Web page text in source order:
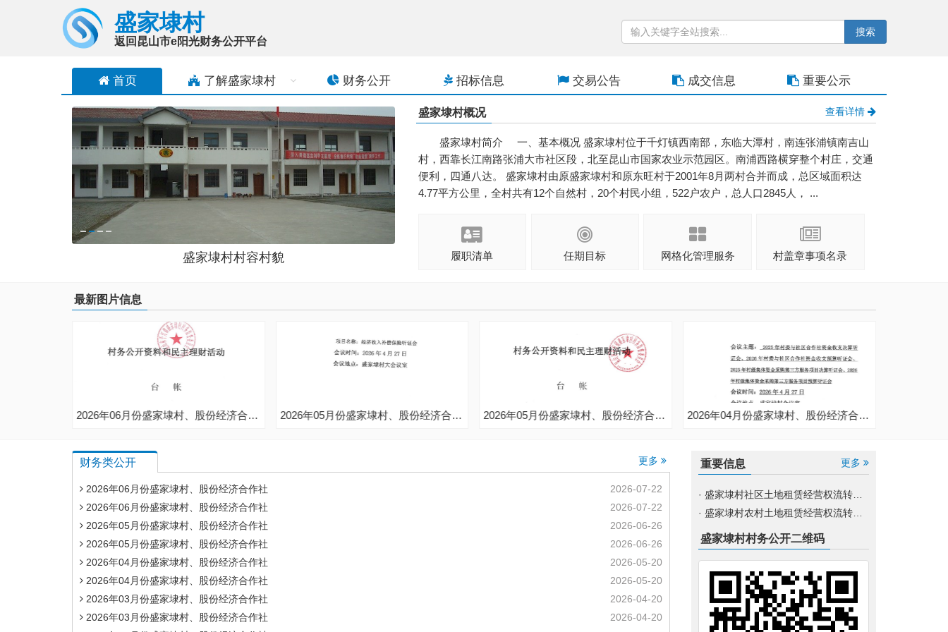
盛家埭村
返回昆山市e阳光财务公开平台
搜索
首页 了解盛家埭村 财务公开 招标信息 交易公告 成交信息 重要公示
盛家埭村村容村貌
盛家埭村概况 查看详情
盛家埭村简介 一、基本概况 盛家埭村位于千灯镇西南部，东临大潭村，南连张浦镇南吉山
村，西靠长江南路张浦大市社区段，北至昆山市国家农业示范园区。南浦西路横穿整个村庄，交通
便利，四通八达。 盛家埭村由原盛家埭村和原东旺村于2001年8月两村合并而成，总区域面积达
4.77平方公里，全村共有12个自然村，20个村民小组，522户农户，总人口2845人， ...
履职清单 任期目标 网格化管理服务 村盖章事项名录
最新图片信息
2026年06月份盛家埭村、股份经济合作社定期公开 2026年05月份盛家埭村、股份经济合作社不定期公开 2026年05月份盛家埭村、股份经济合作社定期公开 2026年04月份盛家埭村、股份经济合作社不定期公开
财务类公开 更多
2026年06月份盛家埭村、股份经济合作社
2026-07-22
2026年06月份盛家埭村、股份经济合作社
2026-07-22
2026年05月份盛家埭村、股份经济合作社
2026-06-26
2026年05月份盛家埭村、股份经济合作社
2026-06-26
2026年04月份盛家埭村、股份经济合作社
2026-05-20
2026年04月份盛家埭村、股份经济合作社
2026-05-20
2026年03月份盛家埭村、股份经济合作社
2026-04-20
2026年03月份盛家埭村、股份经济合作社
2026-04-20
重要信息 更多
· 盛家埭村社区土地租赁经营权流转交易公示明细
· 盛家埭村农村土地租赁经营权流转交易公示明细
盛家埭村村务公开二维码